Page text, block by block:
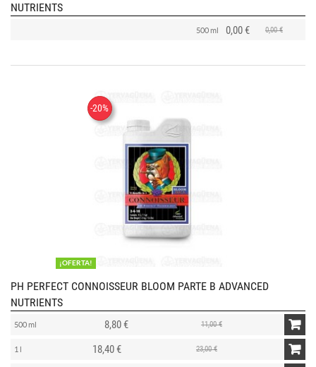
NUTRIENTS
500 ml 0,00 € 0,00 €
-20%
¡OFERTA!
PH PERFECT CONNOISSEUR BLOOM PARTE B ADVANCED
NUTRIENTS
500 ml 8,80 € 11,00 €
1 l 18,40 € 23,00 €